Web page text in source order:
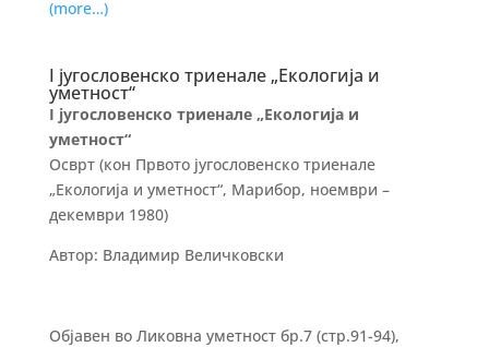
(more…)
I југословенско триенале „Екологија и
уметност“
I југословенско триенале „Екологија и
уметност“
Осврт (кон Првото југословенско триенале
„Екологија и уметност“, Марибор, ноември –
декември 1980)
Автор: Владимир Величковски
Објавен во Ликовна уметност бр.7 (стр.91-94),